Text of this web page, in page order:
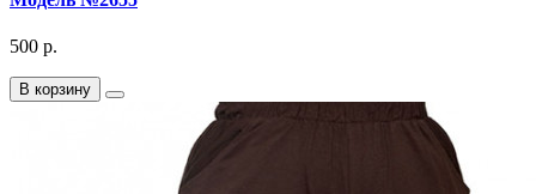
500 р.
В корзину